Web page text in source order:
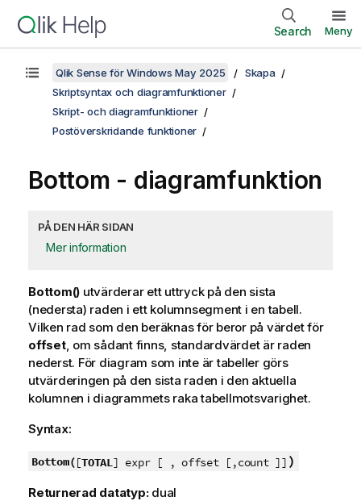
Search Meny
Qlik Sense för Windows May 2025
Skapa
Skriptsyntax och diagramfunktioner
Skript- och diagramfunktioner
Postöverskridande funktioner
Bottom - diagramfunktion
PÅ DEN HÄR SIDAN
Mer information
Bottom() utvärderar ett uttryck på den sista
(nedersta) raden i ett kolumnsegment i en tabell.
Vilken rad som den beräknas för beror på värdet för
offset, om sådant finns, standardvärdet är raden
nederst. För diagram som inte är tabeller görs
utvärderingen på den sista raden i den aktuella
kolumnen i diagrammets raka tabellmotsvarighet.
Syntax:
Bottom([TOTAL] expr [ , offset [,count ]] )
Returnerad datatyp: dual